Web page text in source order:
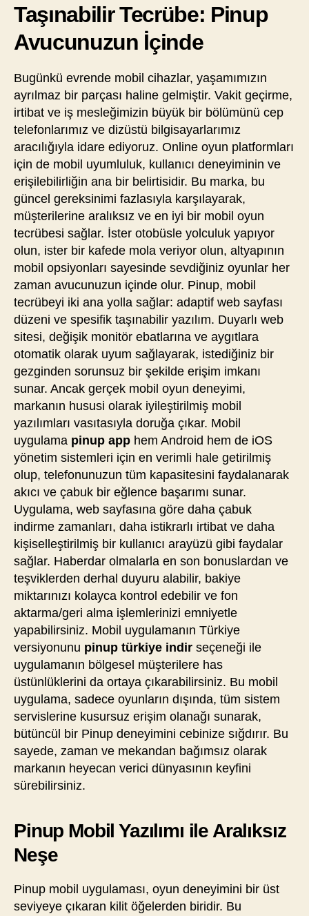
Taşınabilir Tecrübe: Pinup
Avucunuzun İçinde
Bugünkü evrende mobil cihazlar, yaşamımızın
ayrılmaz bir parçası haline gelmiştir. Vakit geçirme,
irtibat ve iş mesleğimizin büyük bir bölümünü cep
telefonlarımız ve dizüstü bilgisayarlarımız
aracılığıyla idare ediyoruz. Online oyun platformları
için de mobil uyumluluk, kullanıcı deneyiminin ve
erişilebilirliğin ana bir belirtisidir. Bu marka, bu
güncel gereksinimi fazlasıyla karşılayarak,
müşterilerine aralıksız ve en iyi bir mobil oyun
tecrübesi sağlar. İster otobüsle yolculuk yapıyor
olun, ister bir kafede mola veriyor olun, altyapının
mobil opsiyonları sayesinde sevdiğiniz oyunlar her
zaman avucunuzun içinde olur. Pinup, mobil
tecrübeyi iki ana yolla sağlar: adaptif web sayfası
düzeni ve spesifik taşınabilir yazılım. Duyarlı web
sitesi, değişik monitör ebatlarına ve aygıtlara
otomatik olarak uyum sağlayarak, istediğiniz bir
gezginden sorunsuz bir şekilde erişim imkanı
sunar. Ancak gerçek mobil oyun deneyimi,
markanın hususi olarak iyileştirilmiş mobil
yazılımları vasıtasıyla doruğa çıkar. Mobil
uygulama pinup app hem Android hem de iOS
yönetim sistemleri için en verimli hale getirilmiş
olup, telefonunuzun tüm kapasitesini faydalanarak
akıcı ve çabuk bir eğlence başarımı sunar.
Uygulama, web sayfasına göre daha çabuk
indirme zamanları, daha istikrarlı irtibat ve daha
kişiselleştirilmiş bir kullanıcı arayüzü gibi faydalar
sağlar. Haberdar olmalarla en son bonuslardan ve
teşviklerden derhal duyuru alabilir, bakiye
miktarınızı kolayca kontrol edebilir ve fon
aktarma/geri alma işlemlerinizi emniyetle
yapabilirsiniz. Mobil uygulamanın Türkiye
versiyonunu pinup türkiye indir seçeneği ile
uygulamanın bölgesel müşterilere has
üstünlüklerini da ortaya çıkarabilirsiniz. Bu mobil
uygulama, sadece oyunların dışında, tüm sistem
servislerine kusursuz erişim olanağı sunarak,
bütüncül bir Pinup deneyimini cebinize sığdırır. Bu
sayede, zaman ve mekandan bağımsız olarak
markanın heyecan verici dünyasının keyfini
sürebilirsiniz.
Pinup Mobil Yazılımı ile Aralıksız
Neşe
Pinup mobil uygulaması, oyun deneyimini bir üst
seviyeye çıkaran kilit öğelerden biridir. Bu